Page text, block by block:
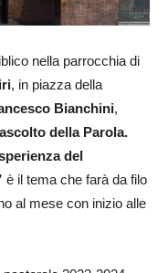
nella parrocchia di
, in piazza della
Bianchini,
della Parola.
del
è il tema che farà da filo
al mese con inizio alle